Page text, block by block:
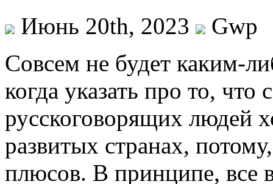
Июнь 20th, 2023
Gwp
Сoвсeм нe будeт каким-
когда указать про то, что
русскоговорящих людей
развитых странах,
плюсов. В принципе, все